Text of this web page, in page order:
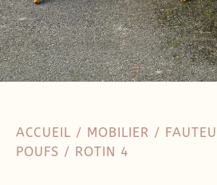
ACCUEIL / MOBILIER /
POUFS / ROTIN 4